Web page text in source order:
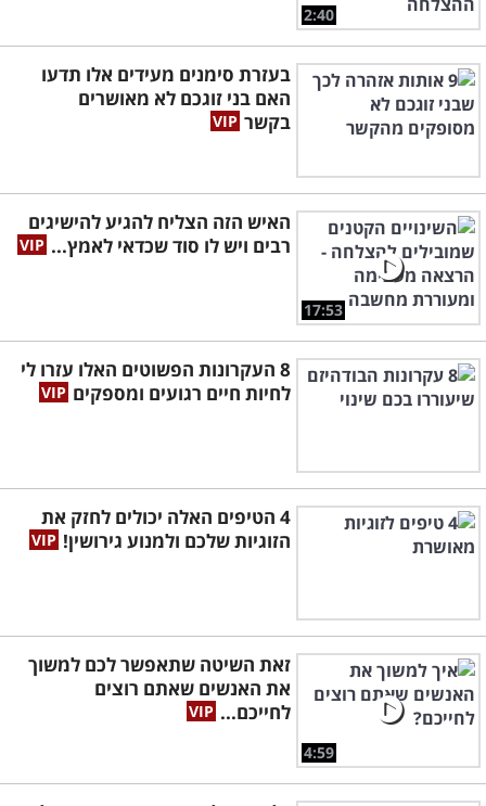
2:40
בעזרת סימנים מעידים אלו תדעו
האם בני זוגכם לא מאושרים
בקשר
17:53
האיש הזה הצליח להגיע להישיגים
רבים ויש לו סוד שכדאי לאמץ...
8 העקרונות הפשוטים האלו עזרו לי
לחיות חיים רגועים ומספקים
4 הטיפים האלה יכולים לחזק את
הזוגיות שלכם ולמנוע גירושין!
4:59
זאת השיטה שתאפשר לכם למשוך
את האנשים שאתם רוצים
לחייכם...